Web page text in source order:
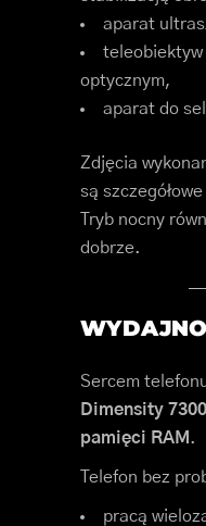
aparat
teleobiektyw
optycznym,
aparat do
Zdjęcia
są
Tryb nocny
dobrze.
Sercem
Dimensity 7300
pamięci RAM .
Telefon bez
pracą